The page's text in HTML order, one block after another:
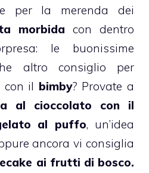
per la merenda dei
morbida con dentro
le buonissime
altro consiglio per
con il bimby? Provate a
al cioccolato con il
al puffo, un’idea
ancora vi consiglia
ai frutti di bosco.